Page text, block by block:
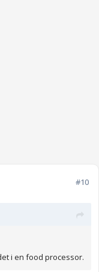
#10
i en food processor.